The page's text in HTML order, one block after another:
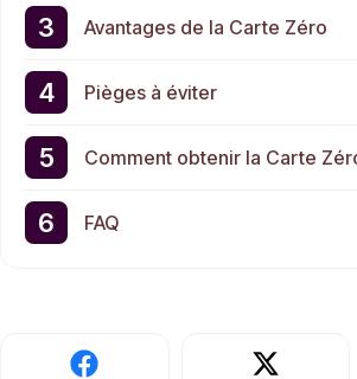
Avantages de la Carte Zéro
Pièges à éviter
Comment obtenir la Carte
FAQ